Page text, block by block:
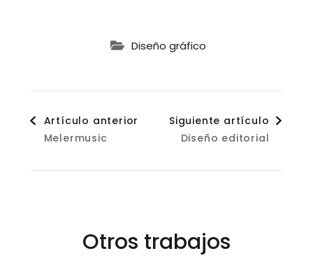
Diseño gráfico
Navegación
de
Artículo anterior
Melermusic
Siguiente artículo
Diseño editorial
Otros trabajos